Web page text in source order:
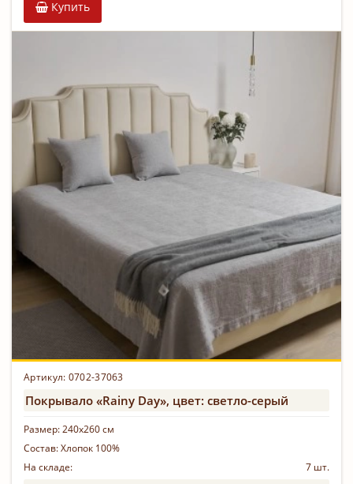
Купить
Артикул: 0702-37063
Покрывало «Rainy Day», цвет: светло-серый
Размер:240х260 см
Состав:Хлопок 100%
На складе:
7 шт.